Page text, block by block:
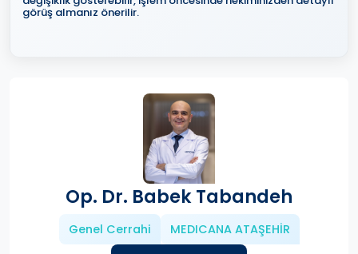
görüş almanız önerilir.
Op. Dr. Babek Tabandeh
Genel Cerrahi MEDICANA ATAŞEHİR